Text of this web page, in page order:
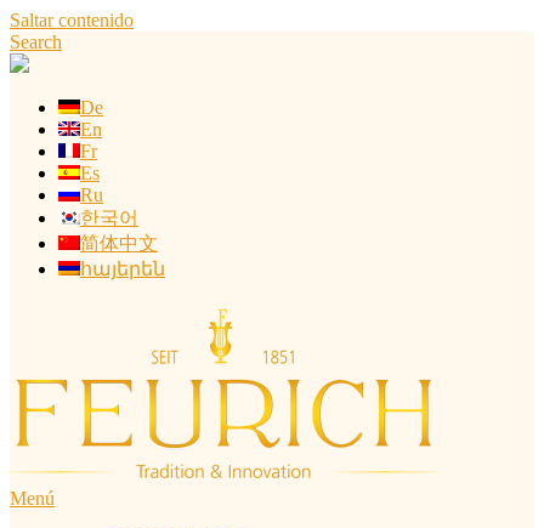
Saltar contenido
Search
De
En
Fr
Es
Ru
한국어
简体中文
հայերեն
Menú